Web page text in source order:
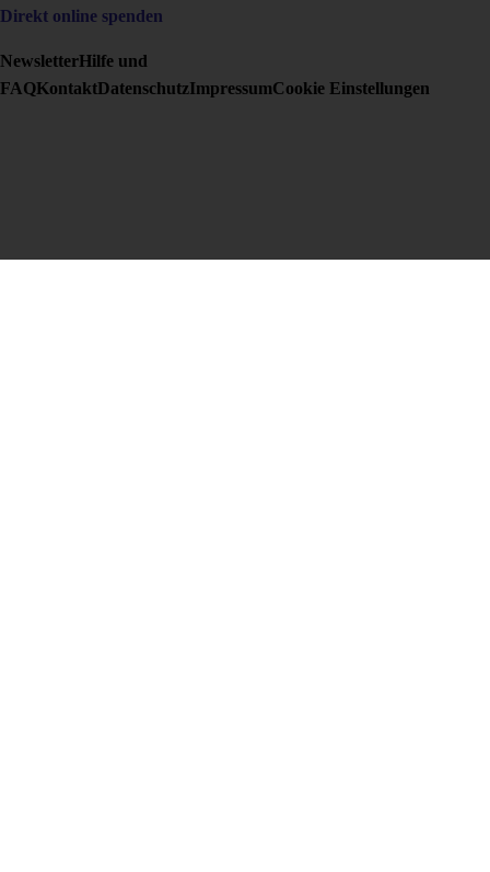
Direkt online spenden
NewsletterHilfe und
FAQKontaktDatenschutzImpressumCookie Einstellungen